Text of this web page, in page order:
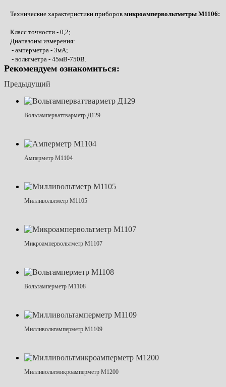
Технические характеристики приборов микроампервольтметры М1106:
Класс точности - 0,2;
Диапазоны измерения:
- амперметра - 3мА;
- вольтметра - 45мВ-750В.
Рекомендуем ознакомиться:
Предыдущий
Вольтамперваттварметр Д129
Амперметр М1104
Милливольтметр М1105
Микроампервольтметр М1107
Вольтамперметр М1108
Милливольтамперметр М1109
Милливольтмикроамперметр М1200